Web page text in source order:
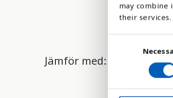
may combine
their services.
e
Jämför med: